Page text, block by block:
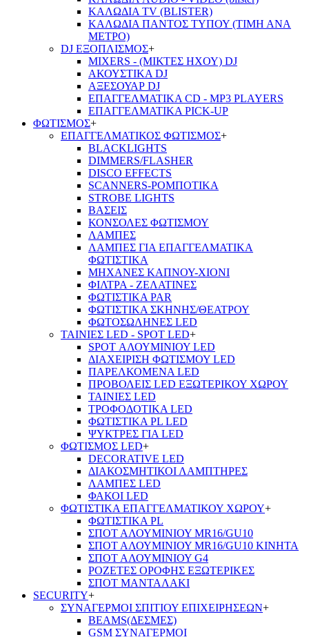
ΚΑΛΩΔΙΑ TV (BLISTER)
ΚΑΛΩΔΙΑ ΠΑΝΤΟΣ ΤΥΠΟΥ (ΤΙΜΗ ΑΝΑ
ΜΕΤΡΟ)
DJ ΕΞΟΠΛΙΣΜΟΣ+
MIXERS - (ΜΙΚΤΕΣ ΗΧΟΥ) DJ
ΑΚΟΥΣΤΙΚΑ DJ
ΑΞΕΣΟΥΑΡ DJ
ΕΠΑΓΓΕΛΜΑΤΙΚΑ CD - ΜΡ3 PLAYERS
ΕΠΑΓΓΕΛΜΑΤΙΚΑ PICK-UP
ΦΩΤΙΣΜΟΣ+
ΕΠΑΓΓΕΛΜΑΤΙΚΟΣ ΦΩΤΙΣΜΟΣ+
BLACKLIGHTS
DIMMERS/FLASHER
DISCO EFFECTS
SCANNERS-ΡΟΜΠΟΤΙΚΑ
STROBE LIGHTS
ΒΑΣΕΙΣ
ΚΟΝΣΟΛΕΣ ΦΩΤΙΣΜΟΥ
ΛΑΜΠΕΣ
ΛΑΜΠΕΣ ΓΙΑ ΕΠΑΓΓΕΛΜΑΤΙΚΑ
ΦΩΤΙΣΤΙΚΑ
ΜΗΧΑΝΕΣ ΚΑΠΝΟΥ-ΧΙΟΝΙ
ΦΙΛΤΡΑ - ΖΕΛΑΤΙΝΕΣ
ΦΩΤΙΣΤΙΚΑ PAR
ΦΩΤΙΣΤΙΚΑ ΣΚΗΝΗΣ/ΘΕΑΤΡΟΥ
ΦΩΤΟΣΩΛΗΝΕΣ LED
ΤΑΙΝΙΕΣ LED - SPOT LED+
SPOT ΑΛΟΥΜΙΝΙΟΥ LED
ΔΙΑΧΕΙΡΙΣΗ ΦΩΤΙΣΜΟΥ LED
ΠΑΡΕΛΚΟΜΕΝΑ LED
ΠΡΟΒΟΛΕΙΣ LED ΕΞΩΤΕΡΙΚΟΥ ΧΩΡΟΥ
ΤΑΙΝΙΕΣ LED
ΤΡΟΦΟΔΟΤΙΚΑ LED
ΦΩΤΙΣΤΙΚΑ PL LED
ΨΥΚΤΡΕΣ ΓΙΑ LED
ΦΩΤΙΣΜΟΣ LED+
DECORATIVE LED
ΔΙΑΚΟΣΜΗΤΙΚΟΙ ΛΑΜΠΤΗΡΕΣ
ΛΑΜΠΕΣ LED
ΦΑΚΟΙ LED
ΦΩΤΙΣΤΙΚΑ ΕΠΑΓΓΕΛΜΑΤΙΚΟΥ ΧΩΡΟΥ+
ΦΩΤΙΣΤΙΚΑ PL
ΣΠΟΤ ΑΛΟΥΜΙΝΙΟΥ MR16/GU10
ΣΠΟΤ ΑΛΟΥΜΙΝΙΟΥ MR16/GU10 ΚΙΝΗΤΑ
ΣΠΟΤ ΑΛΟΥΜΙΝΙΟΥ G4
ΡΟΖΕΤΕΣ ΟΡΟΦΗΣ ΕΞΩΤΕΡΙΚΕΣ
ΣΠΟΤ ΜΑΝΤΑΛΑΚΙ
SECURITY+
ΣΥΝΑΓΕΡΜΟΙ ΣΠΙΤΙΟΥ ΕΠΙΧΕΙΡΗΣΕΩΝ+
BEAMS(ΔΕΣΜΕΣ)
GSM ΣΥΝΑΓΕΡΜΟΙ